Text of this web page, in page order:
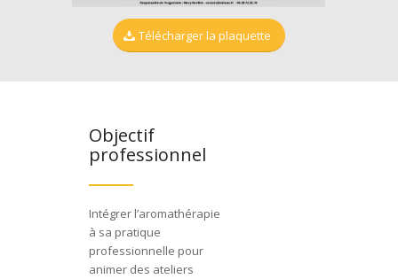
Télécharger la plaquette
Objectif
professionnel
Intégrer l’aromathérapie
à sa pratique
professionnelle pour
animer des ateliers